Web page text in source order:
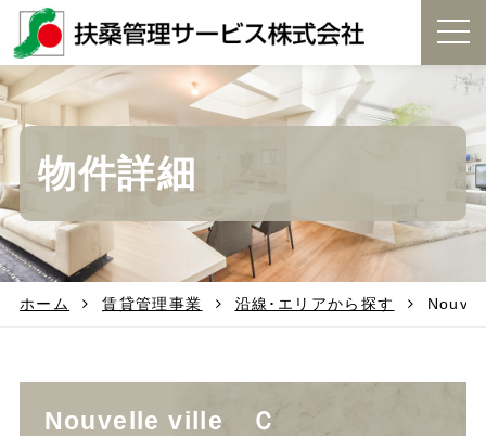
t
g
i
a
t
物件詳細
ホーム 賃貸管理事業 沿線･エリアから探す
Nouvelle ville Ｃ